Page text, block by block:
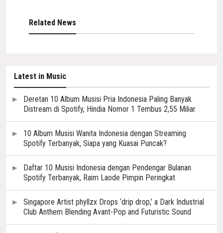
Latest in Music
Deretan 10 Album Musisi Pria Indonesia Paling Banyak
Distream di Spotify, Hindia Nomor 1 Tembus 2,55 Miliar
10 Album Musisi Wanita Indonesia dengan Streaming
Spotify Terbanyak, Siapa yang Kuasai Puncak?
Daftar 10 Musisi Indonesia dengan Pendengar Bulanan
Spotify Terbanyak, Raim Laode Pimpin Peringkat
Singapore Artist phyllzx Drops ‘drip drop,’ a Dark Industrial
Club Anthem Blending Avant-Pop and Futuristic Sound
Related News